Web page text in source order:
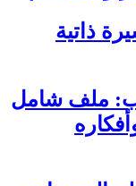
ذاتية
ملف شامل